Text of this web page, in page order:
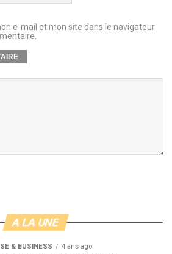
e-mail et mon site dans le navigateur
A LA UNE
& BUSINESS 4 ans ago